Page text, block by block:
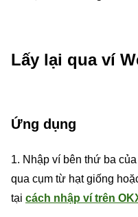
Lấy lại qua ví
Ứng dụng
1. Nhập ví bên thứ ba
qua cụm từ hạt giống
tại cách nhập ví trên